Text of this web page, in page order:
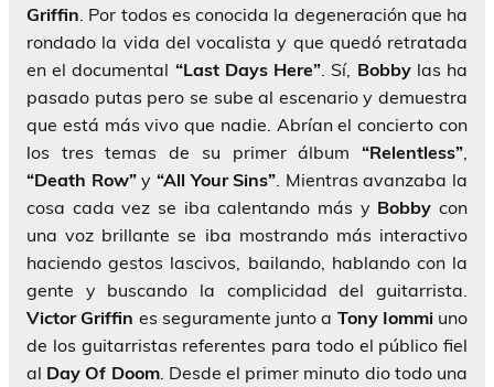
Griffin. Por todos es conocida la degeneración que ha
rondado la vida del vocalista y que quedó retratada
en el documental “Last Days Here”. Sí, Bobbylas ha
pasado putas pero se sube al escenario y demuestra
que está más vivo que nadie. Abrían el concierto con
los tres temas de su primer álbum “Relentless”,
“Death Row”y “All Your Sins”. Mientras avanzaba la
cosa cada vez se iba calentando más y Bobby con
una voz brillante se iba mostrando más interactivo
haciendo gestos lascivos, bailando, hablando con la
gente y buscando la complicidad del guitarrista.
Victor Griffin es seguramente junto a Tony Iommiuno
de los guitarristas referentes para todo el público fiel
al Day Of Doom. Desde el primer minuto dio todo una